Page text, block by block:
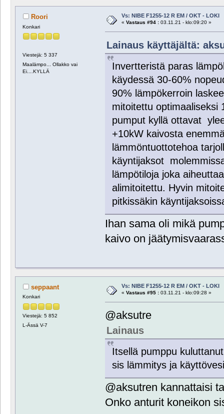
Roori
Konkari
Viestejä: 5 337
Maalämpo... Ollakko vai
Ei....KYLLÄ
Vs: NIBE F1255-12 R EM / OKT - LOKI
« Vastaus #94 :03.11.21 - klo:09:20 »
Lainaus käyttäjältä:
Invertteristä paras
käydessä 30-60%
90% lämpökerroin
mitoitettu optimaaliseksi
pumput kyllä ottavat
+10kW kaivosta
lämmöntuottotehoa
käyntijaksot
lämpötiloja joka
alimitoitettu. Hyvin
pitkissäkin
Ihan sama oli mikä
kaivo on
seppaant
Konkari
Viestejä: 5 852
L-Ässä V-7
Vs: NIBE F1255-12 R EM / OKT - LOKI
« Vastaus #95 :03.11.21 - klo:09:28 »
@aksutre
Lainaus
Itsellä pumppu
sis lämmitys ja
@aksutren kannattaisi
Onko anturit koneikon